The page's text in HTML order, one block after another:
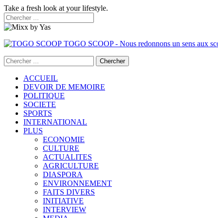
Take a fresh look at your lifestyle.
TOGO SCOOP - Nous redonnons un sens aux
ACCUEIL
DEVOIR DE MEMOIRE
POLITIQUE
SOCIETE
SPORTS
INTERNATIONAL
PLUS
ECONOMIE
CULTURE
ACTUALITES
AGRICULTURE
DIASPORA
ENVIRONNEMENT
FAITS DIVERS
INITIATIVE
INTERVIEW